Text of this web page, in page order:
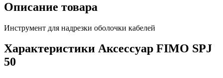
Описание товара
Инструмент для надрезки оболочки кабелей
Характеристики Аксессуар FIMO SPJ
50